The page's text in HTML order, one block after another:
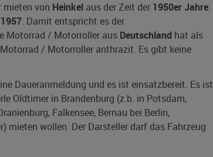
mieten von Heinkel aus der Zeit der 1950er Jahre.
1957. Damit entspricht es der
Motorrad / Motorroller aus Deutschland hat als
/ Motorroller anthrazit. Es gibt keine
Daueranmeldung und es ist einsatzbereit. Es ist
Oldtimer in Brandenburg (z.b. in Potsdam,
Falkensee, Bernau bei Berlin,
mieten wollen. Der Darsteller darf das Fahrzeug